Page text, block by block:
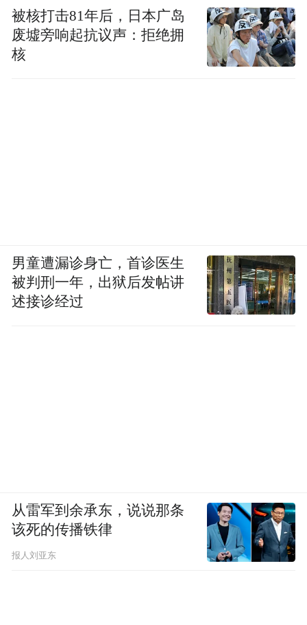
被核打击81年后，日本广岛
废墟旁响起抗议声：拒绝拥
核
男童遭漏诊身亡，首诊医生
被判刑一年，出狱后发帖讲
述接诊经过
从雷军到余承东，说说那条
该死的传播铁律
报人刘亚东